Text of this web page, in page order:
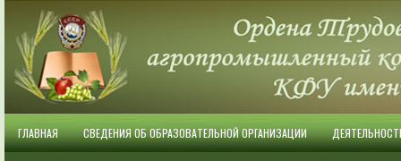
ГЛАВНАЯ СВЕДЕНИЯ ОБ ОБРАЗОВАТЕЛЬНОЙ ОРГАНИЗАЦИИ